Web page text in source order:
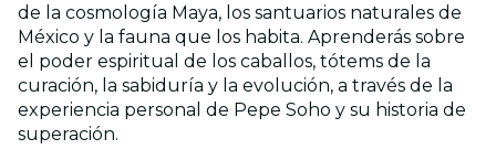
de la cosmología Maya, los santuarios naturales de
México y la fauna que los habita. Aprenderás sobre
el poder espiritual de los caballos, tótems de la
curación, la sabiduría y la evolución, a través de la
experiencia personal de Pepe Soho y su historia de
superación.